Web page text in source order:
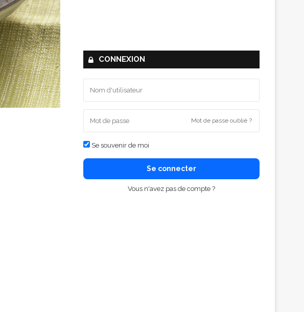
CONNEXION
Mot de passe oublié ?
Se souvenir de moi
Se connecter
Vous n'avez pas de compte ?